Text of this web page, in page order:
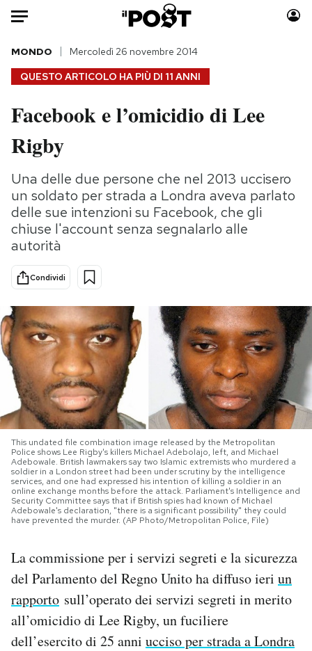
Auto
HOME
Italia
Politica
Tecnologia
Internet
Scienza
Cultura
Sport
Moda
Storie/Idee
Ok Boomer!
Media
Europa
PODCAST
NEWSLETTER
I MIEI PREFERITI
SHOP
CALENDARIO
AREA PERSONALE
Area Personale
Newsletter
Notifiche mobile
QUESTO ARTICOLO HA PIÙ DI 11 ANNI
MONDO Mercoledì 26 novembre 2014
Facebook e l’omicidio di Lee
Rigby
Una delle due persone che nel 2013 uccisero
un soldato per strada a Londra aveva parlato
delle sue intenzioni su Facebook, che gli
chiuse l'account senza segnalarlo alle
autorità
Condividi
This undated file combination image released by the Metropolitan
Police shows Lee Rigby's killers Michael Adebolajo, left, and Michael
Adebowale. British lawmakers say two Islamic extremists who murdered a
soldier in a London street had been under scrutiny by the intelligence
services, and one had expressed his intention of killing a soldier in an
online exchange months before the attack. Parliament's Intelligence and
Security Committee says that if British spies had known of Michael
Adebowale's declaration, "there is a significant possibility" they could
have prevented the murder. (AP Photo/Metropolitan Police, File)
La commissione per i servizi segreti e la sicurezza
del Parlamento del Regno Unito ha diffuso ieri un
rapporto sull’operato dei servizi segreti in merito
all’omicidio di Lee Rigby, un fuciliere
dell’esercito di 25 anni ucciso per strada a Londra